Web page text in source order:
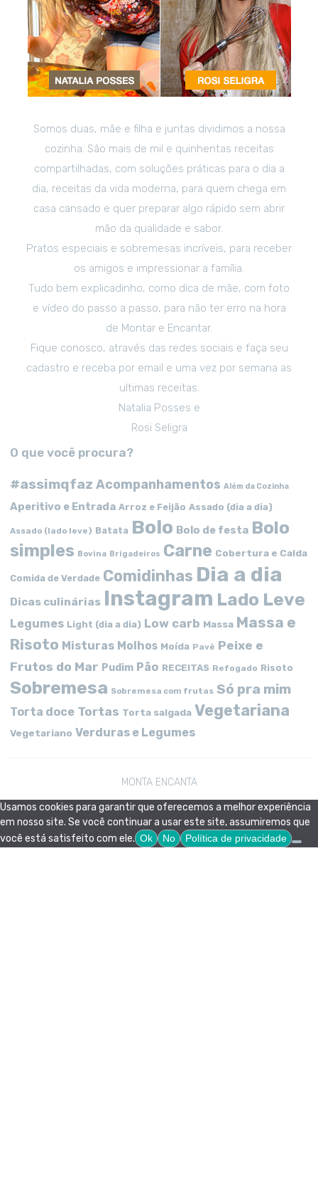
Somos duas, mãe e filha e juntas dividimos a nossa
cozinha. São mais de mil e quinhentas receitas
compartilhadas, com soluções práticas para o dia a
dia, receitas da vida moderna, para quem chega em
casa cansado e quer preparar algo rápido sem abrir
mão da qualidade e sabor.
Pratos especiais e sobremesas incríveis, para receber
os amigos e impressionar a família.
Tudo bem explicadinho, como dica de mãe, com foto
e vídeo do passo a passo, para não ter erro na hora
de Montar e Encantar.
Fique conosco, através das redes sociais e faça seu
cadastro e receba por email e uma vez por semana as
ultimas receitas.
Natalia Posses e
Rosi Seligra
O que você procura?
#assimqfaz Acompanhamentos Além da Cozinha
Aperitivo e Entrada Arroz e Feijão Assado (dia a dia)
Assado (lado leve) Batata Bolo Bolo de festa Bolo
simples Bovina Brigadeiros Carne Cobertura e Calda
Comida de Verdade Comidinhas Dia a dia
Dicas culinárias Instagram Lado Leve
Legumes Light (dia a dia) Low carb Massa Massa e
Risoto Misturas Molhos Moída Pavê Peixe e
Frutos do Mar Pudim Pão RECEITAS Refogado Risoto
Sobremesa Sobremesa com frutas Só pra mim
Torta doce Tortas Torta salgada Vegetariana
Vegetariano Verduras e Legumes
MONTA ENCANTA
Usamos cookies para garantir que oferecemos a melhor experiência
em nosso site. Se você continuar a usar este site, assumiremos que
você está satisfeito com ele. Ok No Política de privacidade